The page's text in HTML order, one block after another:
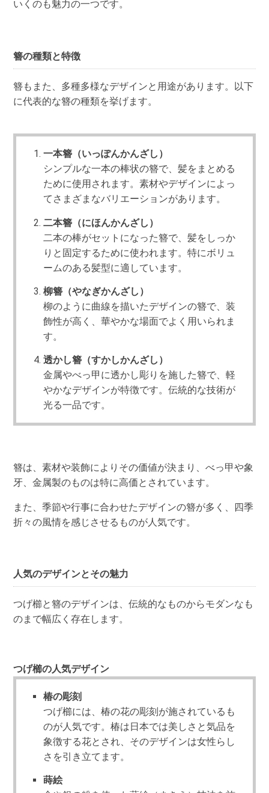
いくのも魅力の一つです。
簪の種類と特徴
簪もまた、多種多様なデザインと用途があります。以下
に代表的な簪の種類を挙げます。
一本簪（いっぽんかんざし）
シンプルな一本の棒状の簪で、髪をまとめる
ために使用されます。素材やデザインによっ
てさまざまなバリエーションがあります。
二本簪（にほんかんざし）
二本の棒がセットになった簪で、髪をしっか
りと固定するために使われます。特にボリュ
ームのある髪型に適しています。
柳簪（やなぎかんざし）
柳のように曲線を描いたデザインの簪で、装
飾性が高く、華やかな場面でよく用いられま
す。
透かし簪（すかしかんざし）
金属やべっ甲に透かし彫りを施した簪で、軽
やかなデザインが特徴です。伝統的な技術が
光る一品です。
簪は、素材や装飾によりその価値が決まり、べっ甲や象
牙、金属製のものは特に高価とされています。
また、季節や行事に合わせたデザインの簪が多く、四季
折々の風情を感じさせるものが人気です。
人気のデザインとその魅力
つげ櫛と簪のデザインは、伝統的なものからモダンなも
のまで幅広く存在します。
つげ櫛の人気デザイン
椿の彫刻
つげ櫛には、椿の花の彫刻が施されているも
のが人気です。椿は日本では美しさと気品を
象徴する花とされ、そのデザインは女性らし
さを引き立てます。
蒔絵